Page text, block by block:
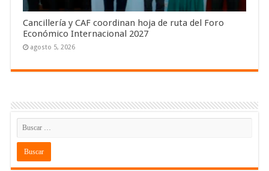
Cancillería y CAF coordinan hoja de ruta del Foro
Económico Internacional 2027
agosto 5, 2026